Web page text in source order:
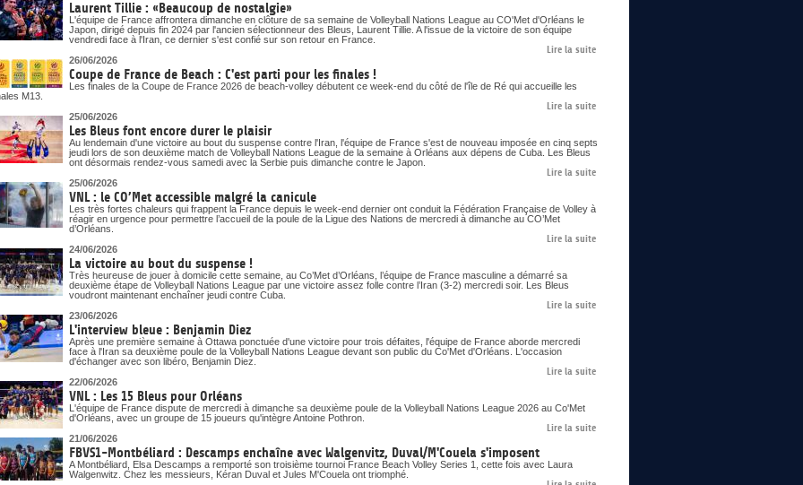
Laurent Tillie : «Beaucoup de nostalgie»
L'équipe de France affrontera dimanche en clôture de sa semaine de Volleyball Nations League au CO'Met d'Orléans le
Japon, dirigé depuis fin 2024 par l'ancien sélectionneur des Bleus, Laurent Tillie. A l'issue de la victoire de son équipe
vendredi face à l'Iran, ce dernier s'est confié sur son retour en France.
Lire la suite
26/06/2026
Coupe de France de Beach : C'est parti pour les finales !
Les finales de la Coupe de France 2026 de beach-volley débutent ce week-end du côté de l'île de Ré qui accueille les
M13.
Lire la suite
25/06/2026
Les Bleus font encore durer le plaisir
Au lendemain d'une victoire au bout du suspense contre l'Iran, l'équipe de France s'est de nouveau imposée en cinq septs
jeudi lors de son deuxième match de Volleyball Nations League de la semaine à Orléans aux dépens de Cuba. Les Bleus
ont désormais rendez-vous samedi avec la Serbie puis dimanche contre le Japon.
Lire la suite
25/06/2026
VNL : le CO’Met accessible malgré la canicule
Les très fortes chaleurs qui frappent la France depuis le week-end dernier ont conduit la Fédération Française de Volley à
réagir en urgence pour permettre l’accueil de la poule de la Ligue des Nations de mercredi à dimanche au CO’Met
d’Orléans.
Lire la suite
24/06/2026
La victoire au bout du suspense !
Très heureuse de jouer à domicile cette semaine, au Co’Met d’Orléans, l’équipe de France masculine a démarré sa
deuxième étape de Volleyball Nations League par une victoire assez folle contre l’Iran (3-2) mercredi soir. Les Bleus
voudront maintenant enchaîner jeudi contre Cuba.
Lire la suite
23/06/2026
L'interview bleue : Benjamin Diez
Après une première semaine à Ottawa ponctuée d'une victoire pour trois défaites, l'équipe de France aborde mercredi
face à l'Iran sa deuxième poule de la Volleyball Nations League devant son public du Co'Met d'Orléans. L'occasion
d'échanger avec son libéro, Benjamin Diez.
Lire la suite
22/06/2026
VNL : Les 15 Bleus pour Orléans
L'équipe de France dispute de mercredi à dimanche sa deuxième poule de la Volleyball Nations League 2026 au Co'Met
d'Orléans, avec un groupe de 15 joueurs qu'intègre Antoine Pothron.
Lire la suite
21/06/2026
FBVS1-Montbéliard : Descamps enchaîne avec Walgenvitz, Duval/M'Couela s'imposent
A Montbéliard, Elsa Descamps a remporté son troisième tournoi France Beach Volley Series 1, cette fois avec Laura
Walgenwitz. Chez les messieurs, Kéran Duval et Jules M'Couela ont triomphé.